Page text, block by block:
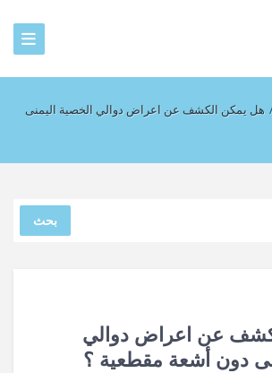
هل يمكن الكشف عن اعراض دوالي الخصية اليمنى
بحث
عن اعراض دوالي
دون أشعة مقطعية ؟